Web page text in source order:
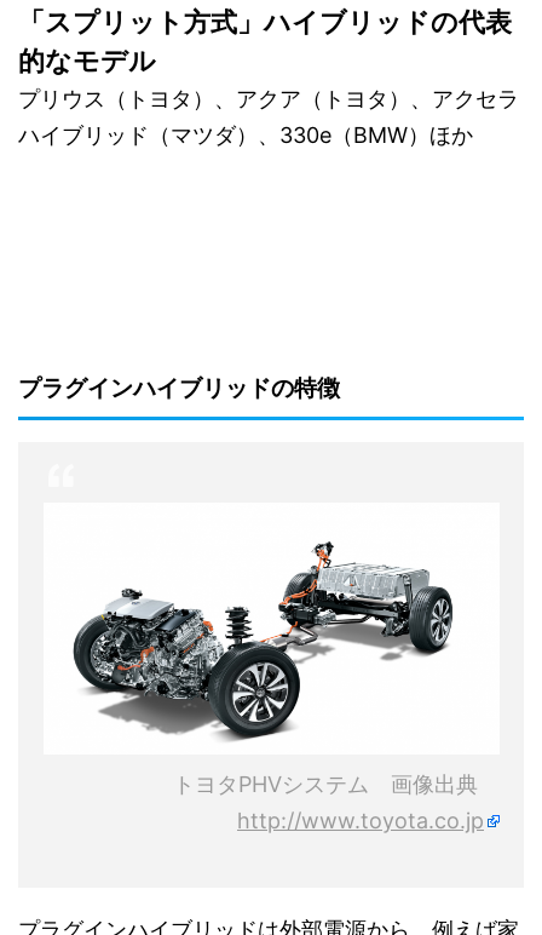
「スプリット方式」ハイブリッドの代表
的なモデル
プリウス（トヨタ）、アクア（トヨタ）、アクセラ
ハイブリッド（マツダ）、330e（BMW）ほか
プラグインハイブリッドの特徴
トヨタPHVシステム 画像出典
http://www.toyota.co.jp
プラグインハイブリッドは外部電源から、例えば家